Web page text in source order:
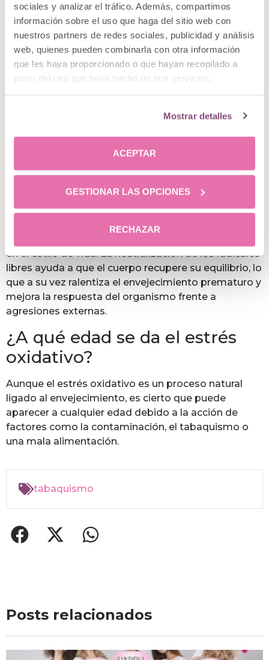
sociales y analizar el tráfico. Además, compartimos
información sobre el uso que haga del sitio web con
nuestros partners de redes sociales, publicidad y análisis
web, quienes pueden combinarla con otra información
que les haya proporcionado o que hayan recopilado a
partir del uso que haya hecho de sus servicios.
Mostrar detalles
ACEPTAR
GESTIONAR LAS OPCIONES
RECHAZAR
La ozonoterapia se basa en la administración de
ozono médico para mejorar la oxigenación de los
tejidos. Se trata de una terapia que funciona como
antioxidante y antiinflamatorio natural, lo que logra
regular las defensas, combatir la fatiga y revertir el
Preguntas frecuentes
¿Se puede revertir el daño
causado por el estrés
oxidativo?
Es posible frenar el proceso y mejorar la
regeneración celular mediante terapias
en el estilo de vida. La neutralización de los radicales
libres ayuda a que el cuerpo recupere su equilibrio, lo
que a su vez ralentiza el envejecimiento prematuro y
mejora la respuesta del organismo frente a
agresiones externas.
¿A qué edad se da el estrés
oxidativo?
Aunque el estrés oxidativo es un proceso natural
ligado al envejecimiento, es cierto que puede
aparecer a cualquier edad debido a la acción de
factores como la contaminación, el tabaquismo o
una mala alimentación.
tabaquismo
Posts relacionados